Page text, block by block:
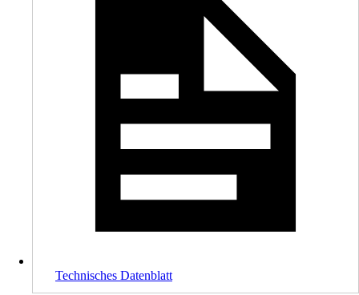
Technisches Datenblatt